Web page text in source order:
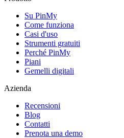
Su PinMy
Come funziona
Casi d'uso
Strumenti gratuiti
Perché PinMy
Piani
Gemelli digitali
Azienda
Recensioni
Blog
Contatti
Prenota una demo